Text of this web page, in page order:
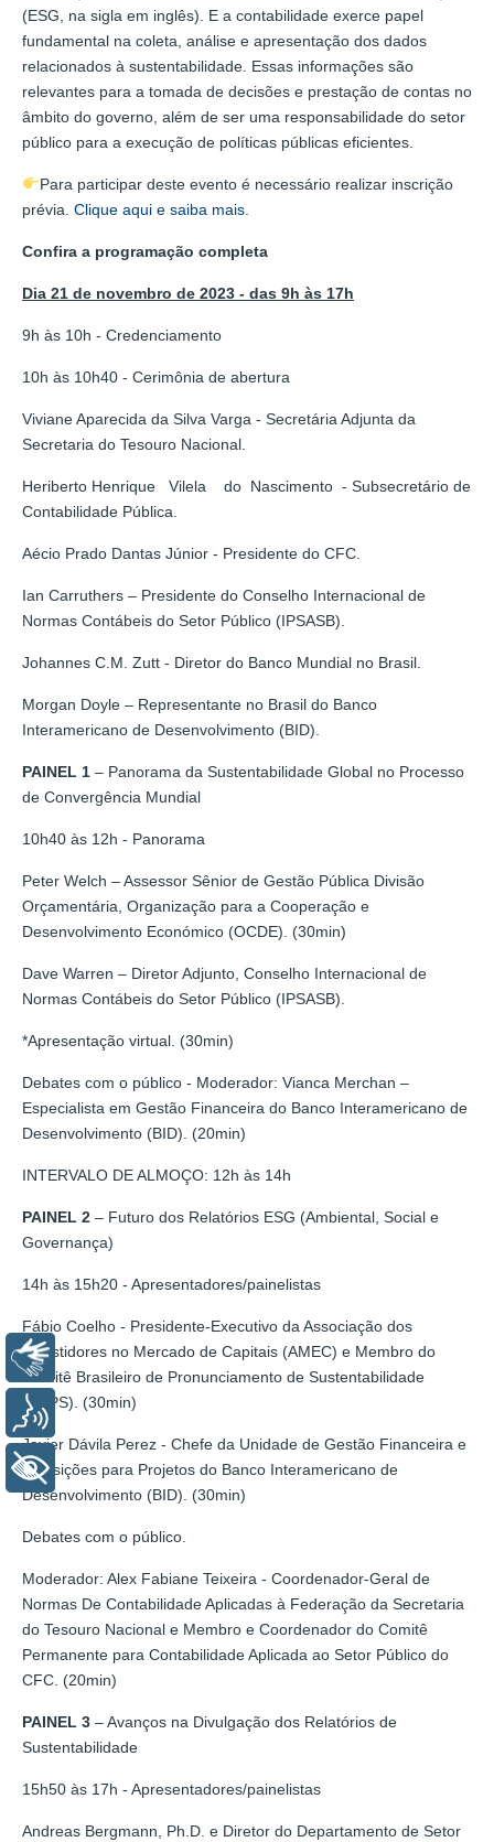
(ESG, na sigla em inglês). E a contabilidade exerce papel
fundamental na coleta, análise e apresentação dos dados
relacionados à sustentabilidade. Essas informações são
relevantes para a tomada de decisões e prestação de contas no
âmbito do governo, além de ser uma responsabilidade do setor
público para a execução de políticas públicas eficientes.
Para participar deste evento é necessário realizar inscrição
prévia. Clique aqui e saiba mais.
Confira a programação completa
Dia 21 de novembro de 2023 - das 9h às 17h
9h às 10h - Credenciamento
10h às 10h40 - Cerimônia de abertura
Viviane Aparecida da Silva Varga - Secretária Adjunta da
Secretaria do Tesouro Nacional.
Heriberto Henrique Vilela do Nascimento - Subsecretário de
Contabilidade Pública.
Aécio Prado Dantas Júnior - Presidente do CFC.
Ian Carruthers – Presidente do Conselho Internacional de
Normas Contábeis do Setor Público (IPSASB).
Johannes C.M. Zutt - Diretor do Banco Mundial no Brasil.
Morgan Doyle – Representante no Brasil do Banco
Interamericano de Desenvolvimento (BID).
PAINEL 1 – Panorama da Sustentabilidade Global no Processo
de Convergência Mundial
10h40 às 12h - Panorama
Peter Welch – Assessor Sênior de Gestão Pública Divisão
Orçamentária, Organização para a Cooperação e
Desenvolvimento Económico (OCDE). (30min)
Dave Warren – Diretor Adjunto, Conselho Internacional de
Normas Contábeis do Setor Público (IPSASB).
*Apresentação virtual. (30min)
Debates com o público - Moderador: Vianca Merchan –
Especialista em Gestão Financeira do Banco Interamericano de
Desenvolvimento (BID). (20min)
INTERVALO DE ALMOÇO: 12h às 14h
PAINEL 2 – Futuro dos Relatórios ESG (Ambiental, Social e
Governança)
14h às 15h20 - Apresentadores/painelistas
Fábio Coelho - Presidente-Executivo da Associação dos
Investidores no Mercado de Capitais (AMEC) e Membro do
Comitê Brasileiro de Pronunciamento de Sustentabilidade
(CBPS). (30min)
Javier Dávila Perez - Chefe da Unidade de Gestão Financeira e
Aquisições para Projetos do Banco Interamericano de
Desenvolvimento (BID). (30min)
Debates com o público.
Moderador: Alex Fabiane Teixeira - Coordenador-Geral de
Normas De Contabilidade Aplicadas à Federação da Secretaria
do Tesouro Nacional e Membro e Coordenador do Comitê
Permanente para Contabilidade Aplicada ao Setor Público do
CFC. (20min)
PAINEL 3 – Avanços na Divulgação dos Relatórios de
Sustentabilidade
15h50 às 17h - Apresentadores/painelistas
Andreas Bergmann, Ph.D. e Diretor do Departamento de Setor
Libras
Voz
+ Acessibilidade